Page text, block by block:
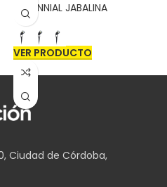
MILLENNIAL JABALINA
VER PRODUCTO
Ciudad de Córdoba,